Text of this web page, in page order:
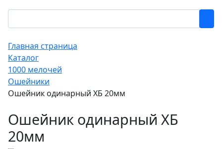
Главная страница
Каталог
1000 мелочей
Ошейники
Ошейник одинарный ХБ 20мм
Ошейник одинарный ХБ
20мм